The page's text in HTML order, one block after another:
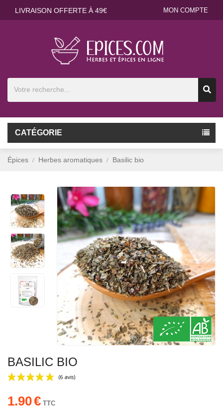
LIVRAISON OFFERTE À 49€ MON COMPTE
CATÉGORIE
Épices Herbes aromatiques Basilic bio
BASILIC BIO
1.90€ TTC